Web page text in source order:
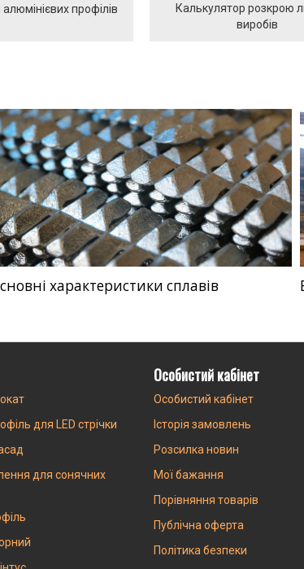
профілів
Калькулятор розкрою
виробів
характеристики сплавів
для LED стрічки
для сонячних
Особистий кабінет
Особистий кабінет
Історія замовлень
Розсилка новин
Мої бажання
Порівняння товарів
Публічна оферта
Політика безпеки